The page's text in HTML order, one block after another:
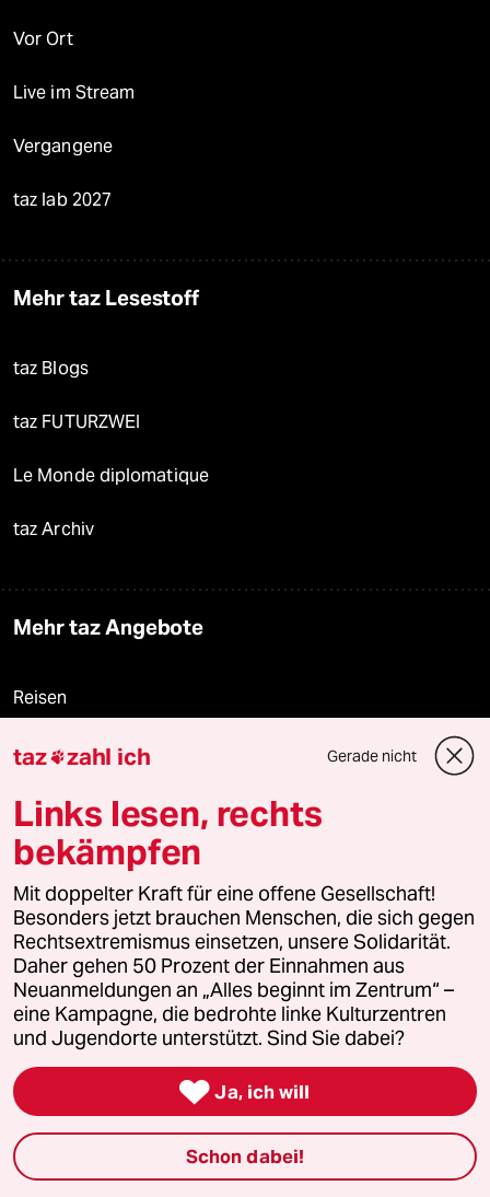
Vor Ort
Live im Stream
Vergangene
taz lab 2027
Mehr taz Lesestoff
taz Blogs
taz FUTURZWEI
Le Monde diplomatique
taz Archiv
Mehr taz Angebote
Reisen
Kantine
Shop
Anzeigen
Fragen & Hilfe
Feedback
Aboservice
ePaper Login
Downloads für Abonnierende
taz zahl ich Gerade nicht
Links lesen, rechts
bekämpfen
Mit doppelter Kraft für eine offene Gesellschaft!
Besonders jetzt brauchen Menschen, die sich gegen
Rechtsextremismus einsetzen, unsere Solidarität.
Daher gehen 50 Prozent der Einnahmen aus
Neuanmeldungen an „Alles beginnt im Zentrum“ –
eine Kampagne, die bedrohte linke Kulturzentren
und Jugendorte unterstützt. Sind Sie dabei?
 Ja, ich will
Schon dabei!